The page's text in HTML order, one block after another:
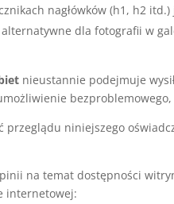
nagłówków (h1, h2
dla fotografii w
nieustannie podejmuje
przeglądu niniejszego
na temat dostępności
internetowej: